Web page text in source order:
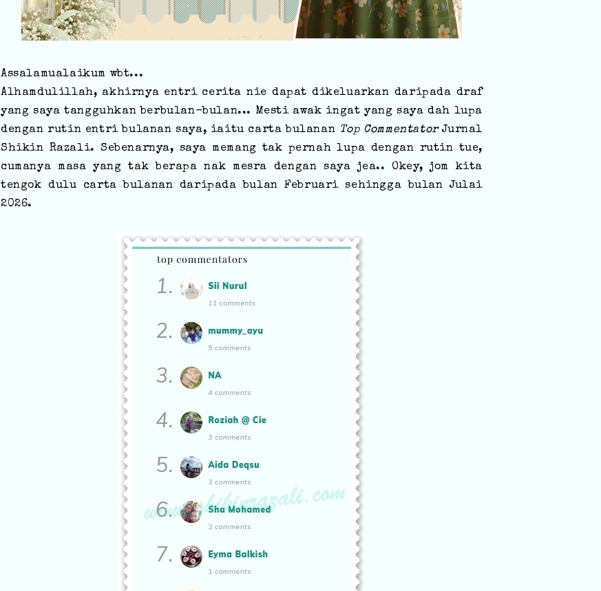
Assalamualaikum wbt...
Alhamdulillah, akhirnya entri cerita nie dapat dikeluarkan daripada draf
yang saya tangguhkan berbulan-bulan... Mesti awak ingat yang saya dah lupa
dengan rutin entri bulanan saya, iaitu carta bulanan Top CommentatorJurnal
Shikin Razali. Sebenarnya, saya memang tak pernah lupa dengan rutin tue,
cumanya masa yang tak berapa nak mesra dengan saya jea.. Okey, jom kita
tengok dulu carta bulanan daripada bulan Februari sehingga bulan Julai
2026.